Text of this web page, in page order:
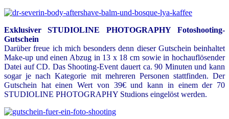
Exklusiver STUDIOLINE PHOTOGRAPHY Fotoshooting-
Gutschein
Darüber freue ich mich besonders denn dieser Gutschein beinhaltet
Make-up und einen Abzug in 13 x 18 cm sowie in hochauflösender
Datei auf CD. Das Shooting-Event dauert ca. 90 Minuten und kann
sogar je nach Kategorie mit mehreren Personen stattfinden. Der
Gutschein hat einen Wert von 39€ und kann in einem der 70
STUDIOLINE PHOTOGRAPHY Studions eingelöst werden.